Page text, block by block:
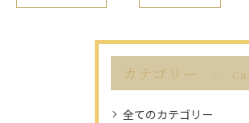
カテゴリー
全てのカテゴリー